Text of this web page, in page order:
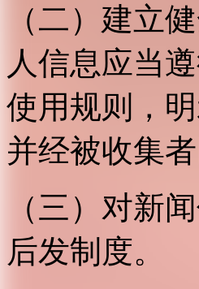
（二）建立
人信息应当
使用规则，
并经被收集者
（三）对新
后发制度。